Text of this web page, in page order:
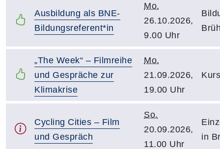
Ausbildung als BNE-
Bildungsreferent*in
Mo.
26.10.2026,
9.00 Uhr
„The Week“ – Filmreihe
und Gespräche zur
Klimakrise
Mo.
21.09.2026,
19.00 Uhr
Cycling Cities – Film
und Gespräch
So.
20.09.2026,
11.00 Uhr
in